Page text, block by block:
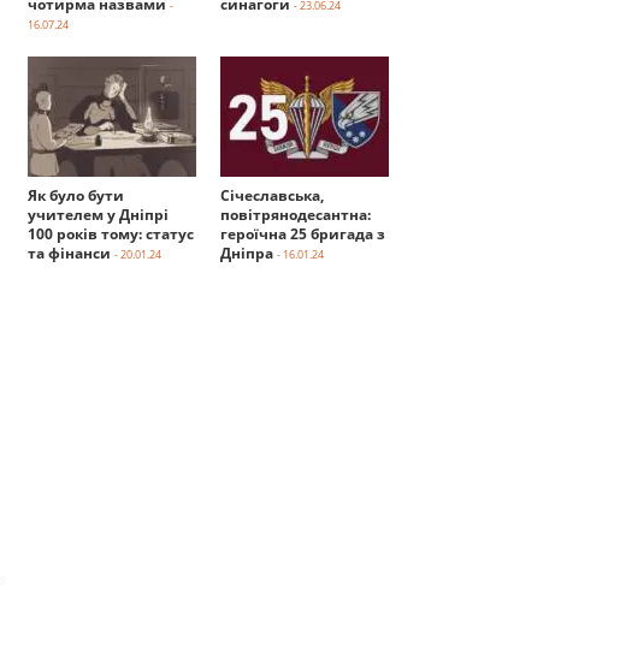
чотирма назвами -
16.07.24
синагоги - 23.06.24
Як було бути
учителем у Дніпрі
100 років тому: статус
та фінанси - 20.01.24
Січеславська,
повітрянодесантна:
героїчна 25 бригада з
Дніпра - 16.01.24